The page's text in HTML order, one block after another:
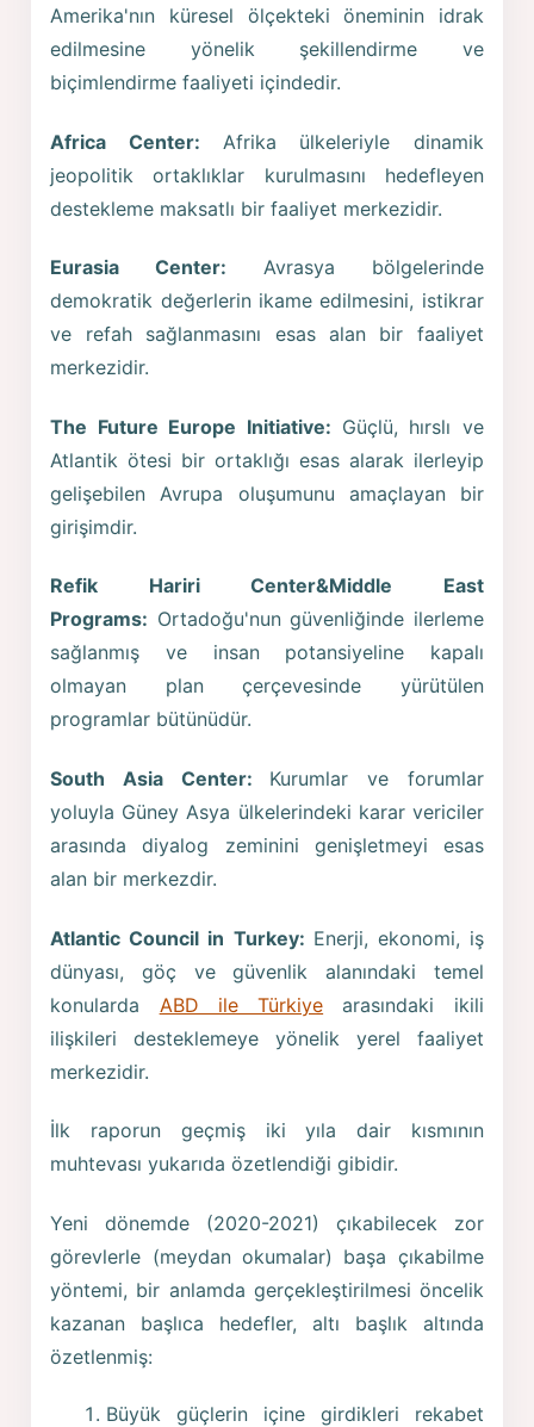
Amerika'nın küresel ölçekteki öneminin idrak
edilmesine yönelik şekillendirme ve
biçimlendirme faaliyeti içindedir.
Africa Center: Afrika ülkeleriyle dinamik
jeopolitik ortaklıklar kurulmasını hedefleyen
destekleme maksatlı bir faaliyet merkezidir.
Eurasia Center: Avrasya bölgelerinde
demokratik değerlerin ikame edilmesini, istikrar
ve refah sağlanmasını esas alan bir faaliyet
merkezidir.
The Future Europe Initiative: Güçlü, hırslı ve
Atlantik ötesi bir ortaklığı esas alarak ilerleyip
gelişebilen Avrupa oluşumunu amaçlayan bir
girişimdir.
Refik Hariri Center&Middle East
Programs: Ortadoğu'nun güvenliğinde ilerleme
sağlanmış ve insan potansiyeline kapalı
olmayan plan çerçevesinde yürütülen
programlar bütünüdür.
South Asia Center: Kurumlar ve forumlar
yoluyla Güney Asya ülkelerindeki karar vericiler
arasında diyalog zeminini genişletmeyi esas
alan bir merkezdir.
Atlantic Council in Turkey: Enerji, ekonomi, iş
dünyası, göç ve güvenlik alanındaki temel
konularda ABD ile Türkiye arasındaki ikili
ilişkileri desteklemeye yönelik yerel faaliyet
merkezidir.
İlk raporun geçmiş iki yıla dair kısmının
muhtevası yukarıda özetlendiği gibidir.
Yeni dönemde (2020-2021) çıkabilecek zor
görevlerle (meydan okumalar) başa çıkabilme
yöntemi, bir anlamda gerçekleştirilmesi öncelik
kazanan başlıca hedefler, altı başlık altında
özetlenmiş:
Büyük güçlerin içine girdikleri rekabet